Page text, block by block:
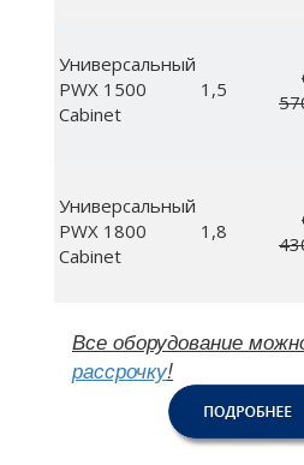
Универсальный
PWX 1500
Cabinet
1,5
Универсальный
PWX 1800
Cabinet
1,8
Все оборудование
рассрочку!